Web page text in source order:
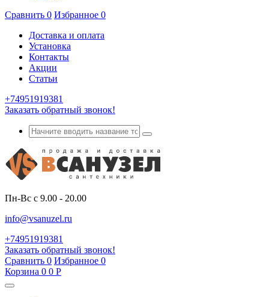
Сравнить 0 Избранное 0
Доставка и оплата
Установка
Контакты
Акции
Статьи
+74951919381
Заказать обратный звонок!
Пн-Вс с 9.00 - 20.00
info@vsanuzel.ru
+74951919381
Заказать обратный звонок!
Сравнить 0 Избранное 0
Корзина 0 0 Р